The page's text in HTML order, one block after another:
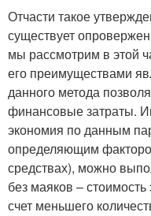
Отчасти такое
существует
мы рассмотрим в этой
его преимуществами
данного метода
финансовые затраты.
экономия по данным
определяющим
средствах), можно
без маяков –
счет меньшего